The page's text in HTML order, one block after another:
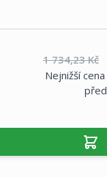
1 734,23 Kč
Nejnižší